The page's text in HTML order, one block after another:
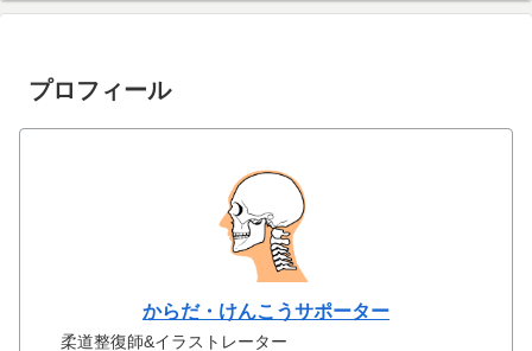
プロフィール
からだ・けんこうサポーター
柔道整復師&イラストレーター